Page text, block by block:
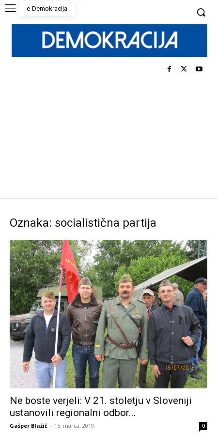
e-Demokracija
Oznaka: socialistična partija
Ne boste verjeli: V 21. stoletju v Sloveniji
ustanovili regionalni odbor...
Gašper Blažič - 15. marca, 2019 0